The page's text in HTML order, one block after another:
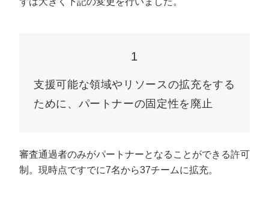
1
支援可能な領域やリソースの拡充をする
ために、パートナーの固定性を廃止
審査通過者のみがパートナーとなることができる許可
制。現時点ですでに7名から37チームに拡充。